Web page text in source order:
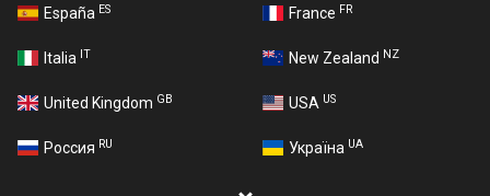
España ES France FR
Italia IT New Zealand NZ
United Kingdom GB USA US
Россия RU Україна UA